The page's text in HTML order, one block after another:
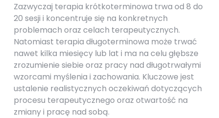
Zazwyczaj terapia krótkoterminowa trwa od 8 do
20 sesji i koncentruje się na konkretnych
problemach oraz celach terapeutycznych.
Natomiast terapia długoterminowa może trwać
nawet kilka miesięcy lub lat i ma na celu głębsze
zrozumienie siebie oraz pracy nad długotrwałymi
wzorcami myślenia i zachowania. Kluczowe jest
ustalenie realistycznych oczekiwań dotyczących
procesu terapeutycznego oraz otwartość na
zmiany i pracę nad sobą.